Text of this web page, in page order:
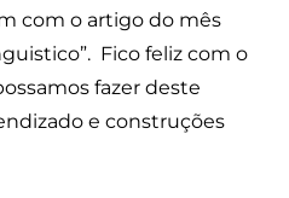
com o artigo do mês
Fico feliz com o
fazer deste
e construções